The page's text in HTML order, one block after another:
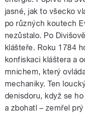
jasné, jak to všecko
po různých koutech
nezůstalo. Po
klášteře. Roku 1784
konfiskaci kláštera a
mnichem, který
mechaniky. Ten
denisdoru, když se
a zbohatl – zemřel